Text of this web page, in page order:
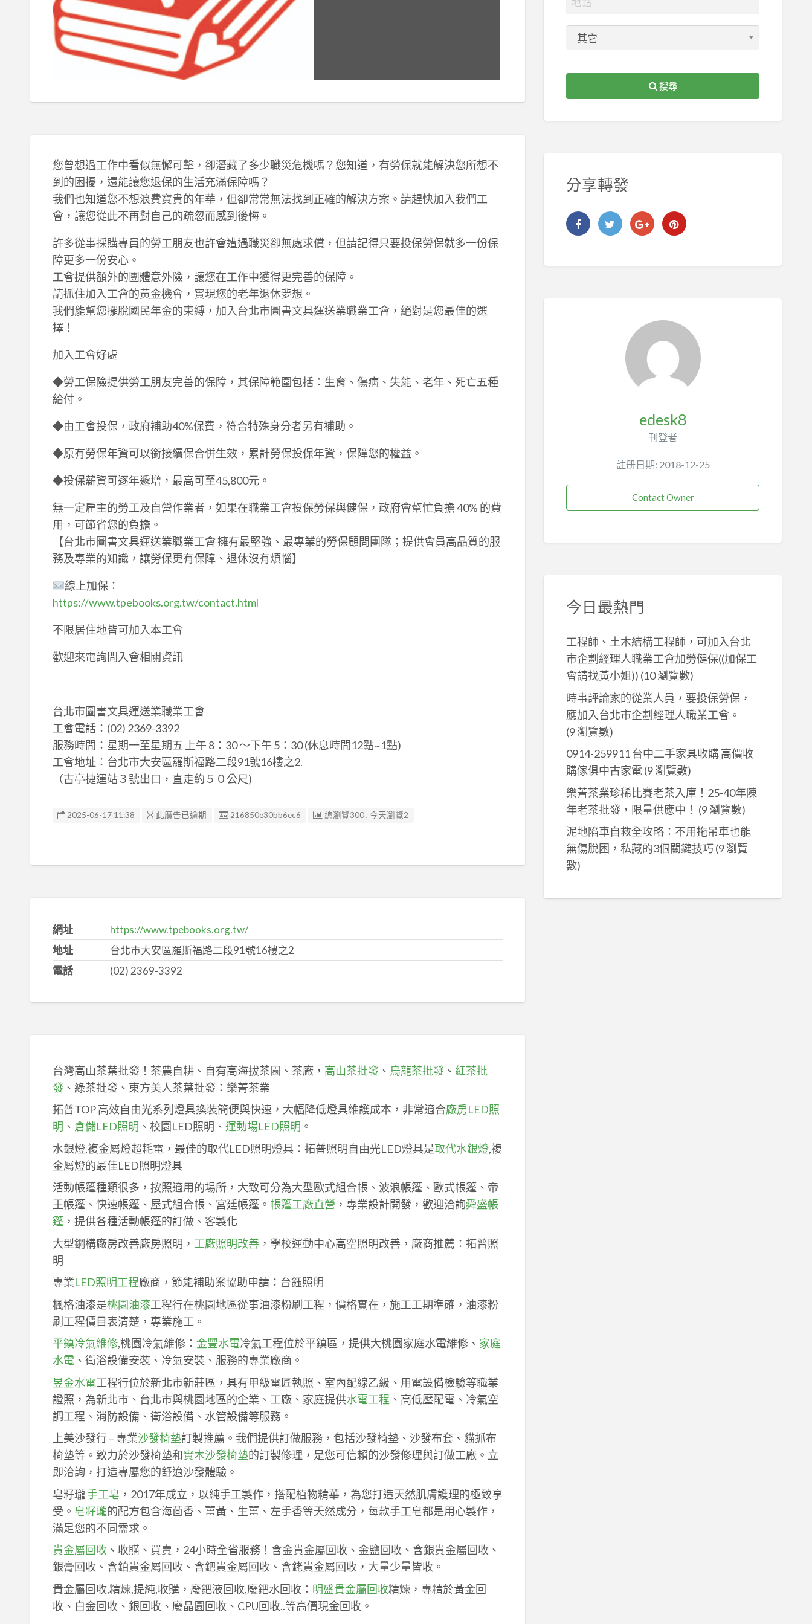
您曾想過工作中看似無懈可擊，卻潛藏了多少職災危機嗎？您知道，有勞保就能解決您所想不
到的困擾，還能讓您退保的生活充滿保障嗎？
我們也知道您不想浪費寶貴的年華，但卻常常無法找到正確的解決方案。請趕快加入我們工
會，讓您從此不再對自己的疏忽而感到後悔。
許多從事採購專員的勞工朋友也許會遭遇職災卻無處求償，但請記得只要投保勞保就多一份保
障更多一份安心。
工會提供額外的團體意外險，讓您在工作中獲得更完善的保障。
請抓住加入工會的黃金機會，實現您的老年退休夢想。
我們能幫您擺脫國民年金的束縛，加入台北市圖書文具運送業職業工會，絕對是您最佳的選
擇！
加入工會好處
◆勞工保險提供勞工朋友完善的保障，其保障範圍包括：生育、傷病、失能、老年、死亡五種
給付。
◆由工會投保，政府補助40%保費，符合特殊身分者另有補助。
◆原有勞保年資可以銜接續保合併生效，累計勞保投保年資，保障您的權益。
◆投保薪資可逐年遞增，最高可至45,800元。
無一定雇主的勞工及自營作業者，如果在職業工會投保勞保與健保，政府會幫忙負擔 40% 的費
用，可節省您的負擔。
【台北市圖書文具運送業職業工會 擁有最堅強、最專業的勞保顧問團隊；提供會員高品質的服
務及專業的知識，讓勞保更有保障、退休沒有煩惱】
線上加保：
https://www.tpebooks.org.tw/contact.html
不限居住地皆可加入本工會
歡迎來電詢問入會相關資訊
台北市圖書文具運送業職業工會
工會電話：(02) 2369-3392
服務時間：星期一至星期五 上午 8：30 ～下午 5：30 (休息時間12點~1點)
工會地址：台北市大安區羅斯福路二段91號16樓之2.
（古亭捷運站３號出口，直走約５０公尺)
2025-06-17 11:38 此廣告已逾期 廣告编號
216850e30bb6ec6 總瀏覽300 , 今天瀏覽2
網址
https://www.tpebooks.org.tw/
地址
台北市大安區羅斯福路二段91號16樓之2
電話
(02) 2369-3392
台灣高山茶葉批發！茶農自耕、自有高海拔茶園、茶廠， 高山茶批發、 烏龍茶批發、 紅茶批
發、綠茶批發、東方美人茶葉批發：樂菁茶業
拓普TOP 高效自由光系列燈具換裝簡便與快速，大幅降低燈具維護成本，非常適合廠房LED照
明 、 倉儲LED照明 、校園LED照明、 運動場LED照明 。
水銀燈,複金屬燈超耗電，最佳的取代LED照明燈具：拓普照明自由光LED燈具是取代水銀燈,複
金屬燈的最佳LED照明燈具
活動帳篷種類很多，按照適用的場所，大致可分為大型歐式組合帳、波浪帳篷、歐式帳篷、帝
王帳篷、快速帳篷、屋式組合帳、宮廷帳篷。 帳篷工廠直營 ，專業設計開發，歡迎洽詢舜盛帳
篷，提供各種活動帳篷的訂做、客製化
大型鋼構廠房改善廠房照明， 工廠照明改善，學校運動中心高空照明改善，廠商推薦：拓普照
明
專業LED照明工程廠商，節能補助案協助申請：台鈺照明
楓格油漆是桃園油漆工程行在桃園地區從事油漆粉刷工程，價格實在，施工工期準確，油漆粉
刷工程價目表清楚，專業施工。
平鎮冷氣維修,桃園冷氣維修： 金豐水電冷氣工程位於平鎮區，提供大桃園家庭水電維修、 家庭
水電、衛浴設備安裝、冷氣安裝、服務的專業廠商。
昱金水電工程行位於新北市新莊區，具有甲級電匠執照、室內配線乙級、用電設備檢驗等職業
證照，為新北市、台北市與桃園地區的企業、工廠、家庭提供水電工程 、高低壓配電、冷氣空
調工程、消防設備、衛浴設備、水管設備等服務。
上美沙發行 – 專業沙發椅墊訂製推薦。我們提供訂做服務，包括沙發椅墊、沙發布套、貓抓布
椅墊等。致力於沙發椅墊和實木沙發椅墊的訂製修理，是您可信賴的沙發修理與訂做工廠。立
即洽詢，打造專屬您的舒適沙發體驗。
皂籽瓏手工皂 ，2017年成立，以純手工製作，搭配植物精華，為您打造天然肌膚護理的極致享
受。 皂籽瓏的配方包含海茴香、薑黃、生薑、左手香等天然成分，每款手工皂都是用心製作，
滿足您的不同需求。
貴金屬回收、收購、買賣，24小時全省服務！含金貴金屬回收、金鹽回收、含銀貴金屬回收、
銀膏回收、含鉑貴金屬回收、含鈀貴金屬回收、含銠貴金屬回收，大量少量皆收。
貴金屬回收,精煉,提純,收購，廢鈀液回收,廢鈀水回收： 明盛貴金屬回收精煉，專精於黃金回
收、白金回收、銀回收、廢晶圓回收、CPU回收..等高價現金回收。
搜尋
分享轉發
edesk8
刊登者
註册日期: 2018-12-25
Contact Owner
今日最熱門
工程師、土木結構工程師，可加入台北
市企劃經理人職業工會加勞健保((加保工
會請找黃小姐)) (10 瀏覽數)
時事評論家的從業人員，要投保勞保，
應加入台北市企劃經理人職業工會。
(9 瀏覽數)
0914-259911 台中二手家具收購 高價收
購傢俱中古家電(9 瀏覽數)
樂菁茶業珍稀比賽老茶入庫！25-40年陳
年老茶批發，限量供應中！ (9 瀏覽數)
泥地陷車自救全攻略：不用拖吊車也能
無傷脫困，私藏的3個關鍵技巧(9 瀏覽
數)